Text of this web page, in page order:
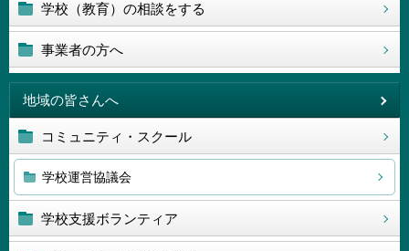
学校（教育）の相談をする
事業者の方へ
地域の皆さんへ
コミュニティ・スクール
学校運営協議会
学校支援ボランティア